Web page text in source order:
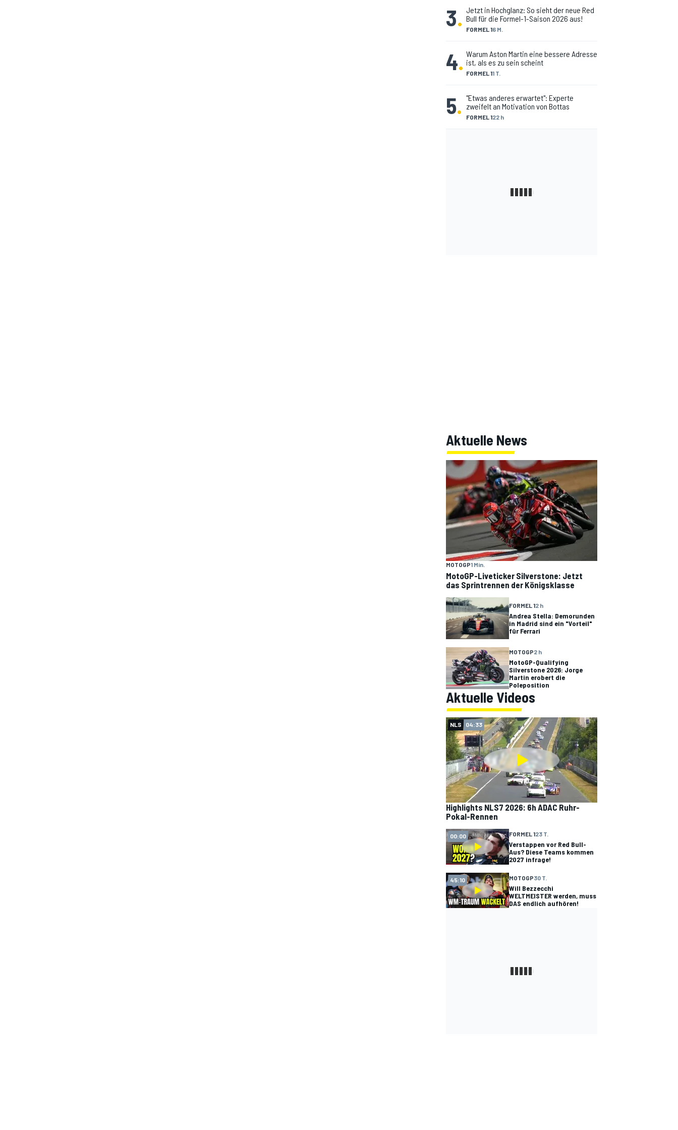
3. FORMEL 16 M.
Jetzt in Hochglanz: So sieht der neue Red
Bull für die Formel-1-Saison 2026 aus!
4. FORMEL 11 T.
Warum Aston Martin eine bessere Adresse
ist, als es zu sein scheint
5. FORMEL 122 h
"Etwas anderes erwartet": Experte
zweifelt an Motivation von Bottas
Aktuelle News
MOTOGP1 Min.
MotoGP-Liveticker Silverstone: Jetzt
das Sprintrennen der Königsklasse
FORMEL 12 h
Andrea Stella: Demorunden
in Madrid sind ein "Vorteil"
für Ferrari
MOTOGP2 h
MotoGP-Qualifying
Silverstone 2026: Jorge
Martin erobert die
Poleposition
Aktuelle Videos
NLS 04:33
Highlights NLS7 2026: 6h ADAC Ruhr-
Pokal-Rennen
00:00 FORMEL 123 T.
Verstappen vor Red Bull-
Aus? Diese Teams kommen
2027 infrage!
45:10 MOTOGP30 T.
Will Bezzecchi
WELTMEISTER werden, muss
DAS endlich aufhören!